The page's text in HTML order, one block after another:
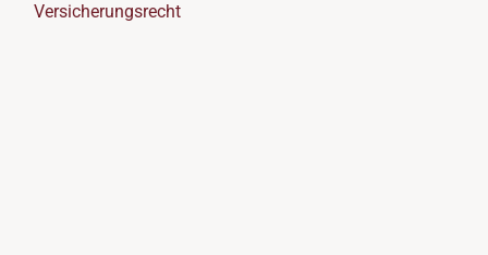
Versicherungsrecht